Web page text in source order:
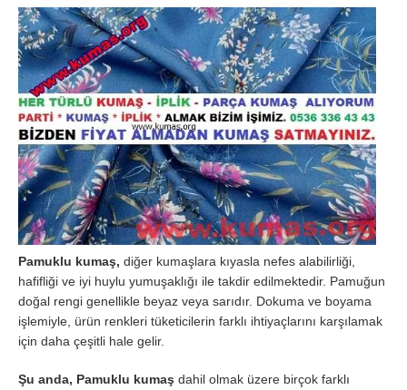
Pamuklu kumaş, diğer kumaşlara kıyasla nefes alabilirliği,
hafifliği ve iyi huylu yumuşaklığı ile takdir edilmektedir. Pamuğun
doğal rengi genellikle beyaz veya sarıdır. Dokuma ve boyama
işlemiyle, ürün renkleri tüketicilerin farklı ihtiyaçlarını karşılamak
için daha çeşitli hale gelir.
Şu anda, Pamuklu kumaş dahil olmak üzere birçok farklı